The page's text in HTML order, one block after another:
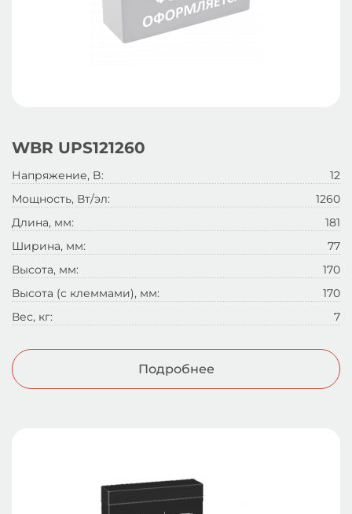
WBR UPS121260
Напряжение, B:
12
Мощность, Вт/эл:
1260
Длина, мм:
181
Ширина, мм:
77
Высота, мм:
170
Высота (с клеммами), мм:
170
Вес, кг:
7
Подробнее